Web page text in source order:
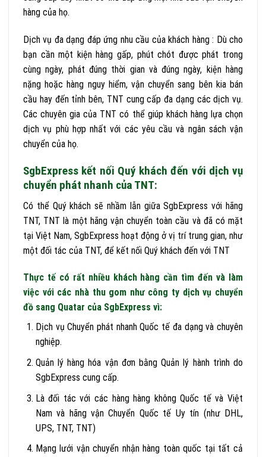
hàng của họ.
Dịch vụ đa dạng đáp ứng nhu cầu của khách hàng : Dù cho
bạn cần một kiện hàng gấp, phút chót được phát trong
cùng ngày, phát đúng thời gian và đúng ngày, kiện hàng
nặng hoặc hàng nguy hiểm, vận chuyển sang bên kia bán
cầu hay đến tỉnh bên, TNT cung cấp đa dạng các dịch vụ.
Các chuyên gia của TNT có thể giúp khách hàng lựa chọn
dịch vụ phù hợp nhất với các yêu cầu và ngân sách vận
chuyển của họ.
SgbExpress kết nối Quý khách đến với dịch vụ
chuyển phát nhanh của TNT:
Có thể Quý khách sẽ nhầm lẫn giữa SgbExpress với hãng
TNT, TNT là một hãng vận chuyển toàn cầu và đã có mặt
tại Việt Nam, SgbExpress hoạt động ở vị trí trung gian, như
một đối tác của TNT, để kết nối Quý khách đến với TNT
Thực tế có rất nhiều khách hàng cần tìm đến và làm
việc với các nhà thu gom như công ty dịch vụ chuyển
đồ sang Quatar của SgbExpress vì:
Dịch vụ Chuyển phát nhanh Quốc tế đa dạng và chuyên
nghiệp.
Quản lý hàng hóa vận đơn bằng Quản lý hành trình do
SgbExpress cung cấp.
Là đối tác với các hàng hàng không Quốc tế và Việt
Nam và hãng vận Chuyển Quốc tế Uy tín (như DHL,
UPS, TNT, TNT)
Mạng lưới vận chuyển nhận hàng toàn quốc tại tất cả